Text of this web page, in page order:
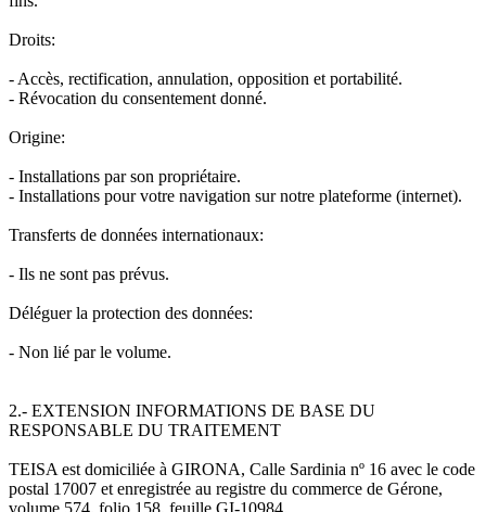
Droits:
- Accès, rectification, annulation, opposition et portabilité.
- Révocation du consentement donné.
Origine:
- Installations par son propriétaire.
- Installations pour votre navigation sur notre plateforme (internet).
Transferts de données internationaux:
- Ils ne sont pas prévus.
Déléguer la protection des données:
- Non lié par le volume.
2.- EXTENSION INFORMATIONS DE BASE DU
RESPONSABLE DU TRAITEMENT
TEISA est domiciliée à GIRONA, Calle Sardinia nº 16 avec le code
postal 17007 et enregistrée au registre du commerce de Gérone,
volume 574, folio 158, feuille GI-10984.